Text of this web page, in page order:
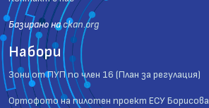
Базиранo наckan.org
Набори
Зони от ПУП по член 16 (План за регулация)
Ортофото на пилотен проект ЕСУ Борисова